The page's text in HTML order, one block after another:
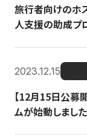
旅行者向けのホ
人支援の助成プ
2023.12.15
【12月15日公募
ムが始動しました